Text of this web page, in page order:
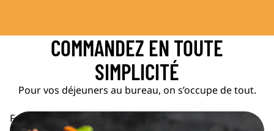
COMMANDEZ EN TOUTE
SIMPLICITÉ
Pour vos déjeuners au bureau, on s’occupe de tout.
Formule Smart